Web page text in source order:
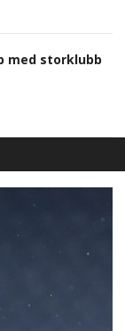
med storklubb